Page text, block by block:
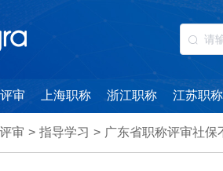
审 上海职称 浙江职称 江苏职称
审 > 指导学习 > 广东省职称评审社保